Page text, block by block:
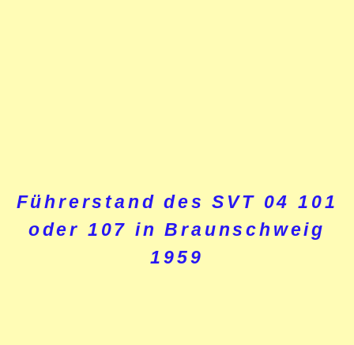
Führerstand des SVT 04 101
oder 107 in Braunschweig
1959